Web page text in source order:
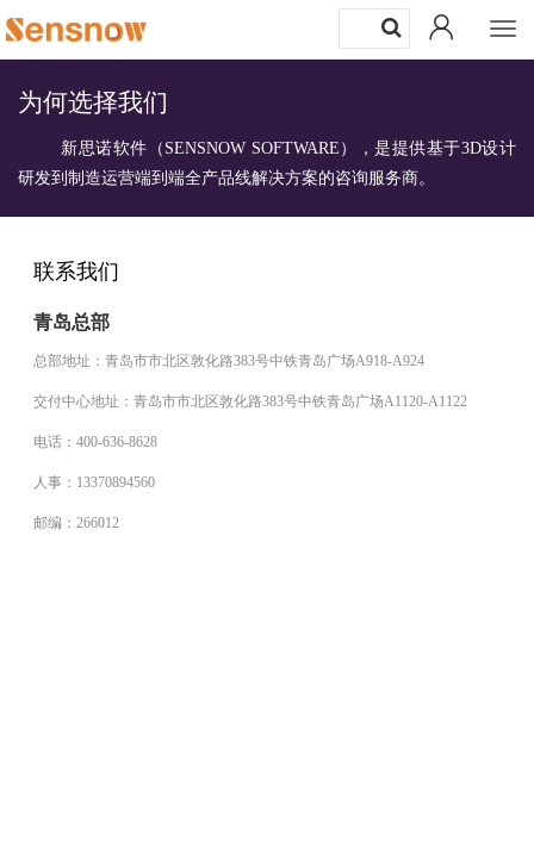
为何选择我们
新思诺软件（SENSNOW SOFTWARE），是提供基于3D设计
研发到制造运营端到端全产品线解决方案的咨询服务商。
联系我们
青岛总部
总部地址：青岛市市北区敦化路383号中铁青岛广场A918-A924
交付中心地址：青岛市市北区敦化路383号中铁青岛广场A1120-A1122
电话：400-636-8628
人事：13370894560
邮编：266012